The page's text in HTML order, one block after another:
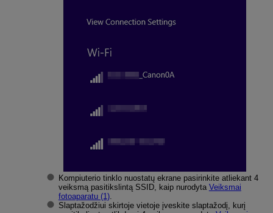
Kompiuterio tinklo nuostatų ekrane pasirinkite atliekant 4
veiksmą pasitikslintą SSID, kaip nurodyta Veiksmai
fotoaparatu (1).
Slaptažodžiui skirtoje vietoje įveskite slaptažodį, kurį